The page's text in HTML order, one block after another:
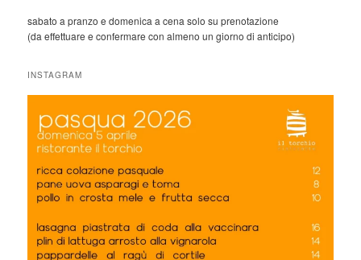
sabato a pranzo e domenica a cena solo su prenotazione
(da effettuare e confermare con almeno un giorno di anticipo)
INSTAGRAM